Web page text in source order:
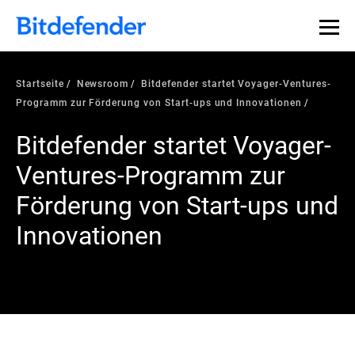
Startseite Newsroom
Bitdefender startet Voyager-Ventures-
Programm zur Förderung von Start-ups und Innovationen
Bitdefender startet Voyager-
Ventures-Programm zur
Förderung von Start-ups und
Innovationen